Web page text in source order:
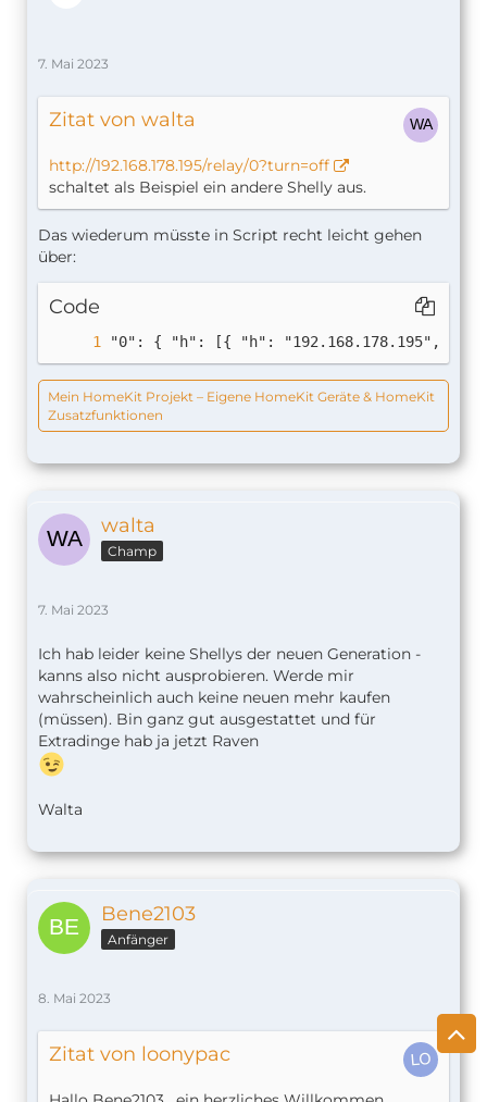
7. Mai 2023
Zitat von walta
http://192.168.178.195/relay/0?turn=off
schaltet als Beispiel ein andere Shelly aus.
Das wiederum müsste in Script recht leicht gehen
über:
Code
"0": { "h": [{ "h": "192.168.178.195",
Mein HomeKit Projekt – Eigene HomeKit Geräte & HomeKit
Zusatzfunktionen
walta
Champ
7. Mai 2023
Ich hab leider keine Shellys der neuen Generation -
kanns also nicht ausprobieren. Werde mir
wahrscheinlich auch keine neuen mehr kaufen
(müssen). Bin ganz gut ausgestattet und für
Extradinge hab ja jetzt Raven
Walta
Bene2103
Anfänger
8. Mai 2023
Zitat von loonypac